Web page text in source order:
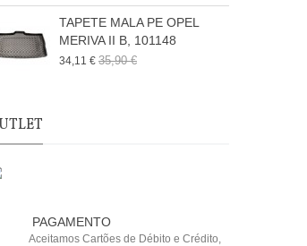
TAPETE MALA PE OPEL
MERIVA II B, 101148
34,11 € 35,90 €
PAGAMENTO
Aceitamos Cartões de Débito e Crédito,